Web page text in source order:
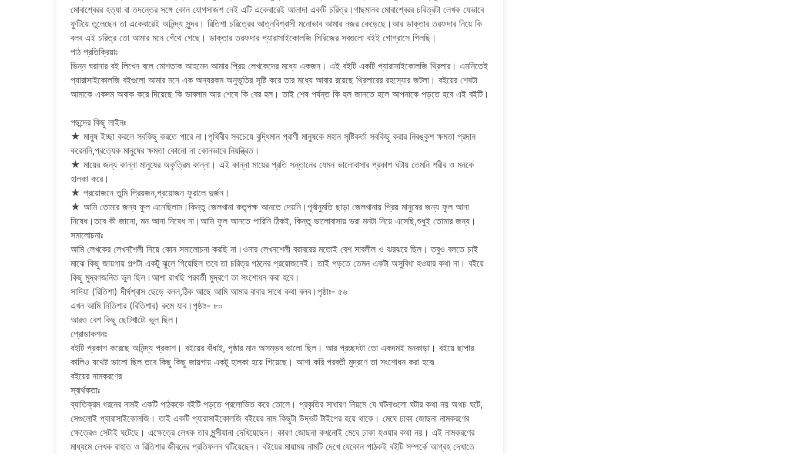
মোবাশ্বেরর হত্যা বা তদন্তের সঙ্গে কোন যোগসাজশ নেই এটি একেবারেই আলাদা একটি চরিত্র।গাছমানব মোবাশ্বেরর চরিত্রটা লেখক যেভাবে
ফুটিয়ে তুলেছেন তা একেবারেই অনিন্দ্য সুন্দর। রিতিশা চরিত্রের আত্নবিশ্বাসী মনোভাব আমার নজর কেড়েছে।আর ডাক্তার তরফদার নিয়ে কি
বলব এই চরিত্র তো আমার মনে গেঁথে গেছে। ডাক্তার তরফদার প্যারাসাইকোলজি সিরিজের সবগুলো বইই গোগ্রাসে গিলছি।
পাঠ প্রতিক্রিয়াঃ
ভিন্ন ঘরানার বই লিখেন বলে মোশতাক আহমেদ আমার প্রিয় লেখকেদের মধ্যে একজন। এই বইটি একটি প্যারাসাইকোলজি থ্রিলার। এমনিতেই
প্যারাসাইকোলজি বইগুলো আমার মনে এক অন্যরকম অনুভূতির সৃষ্টি করে তার মধ্যে আবার রয়েছে থ্রিলারের রহস্যোর জটলা। বইয়ের শেষটা
আমাকে একদম অবাক করে দিয়েছে কি ভাবলাম আর শেষে কি বের হল। তাই শেষ পর্যন্ত কি হল জানতে হলে আপনাকে পড়তে হবে এই বইটি।
পছন্দের কিছু লাইনঃ
★ মানুষ ইচ্ছা করলে সবকিছু করতে পারে না।পৃথিবীর সবচেয়ে বুদ্ধিমান প্রাণী মানুষকে মহান সৃষ্টিকর্তা সবকিছু করার নিরঙ্কুশ ক্ষমতা প্রদান
করেননি,প্রত্যেক মানুষের ক্ষমতা কোনো না কোনভাবে নিয়ন্ত্রিত।
★ মায়ের জন্য কান্না মানুষের অকৃত্রিম কান্না। এই কান্না মায়ের প্রতি সন্তানের যেমন ভালোবাসার প্রকাশ ঘটায় তেমনি শরীর ও মনকে
হালকা করে।
★ প্রয়োজনে তুমি প্রিয়জন,প্রয়োজন ফুরালে দুর্জন।
‌★ আমি তোমার জন্য ফুল এনেছিলাম।কিন্তু জেলখানা কতৃপক্ষ আনতে দেয়নি।পূর্বানুমতি ছাড়া জেলখানায় প্রিয় মানুষের জন্য ফুল আনা
নিষেধ।তবে কী জানো, মন আনা নিষেধ না।আমি ফুল আনতে পারিনি ঠিকই, কিন্তু ভালোবাসায় ভরা মনটা নিয়ে এসেছি,শুধুই তোমার জন্য।
সমালোচনাঃ
আমি লেখকের লেখনশৈলী নিয়ে কোন সমালোচনা করছি না।ওনার লেখনশেলী বরাবরের মতোই বেশ সাবলীল ও ঝরঝরে ছিল। তবুও বলতে চাই
মাঝে কিছু জায়গায় গল্পটা একটু ঝুলে গিয়েছিল তবে তা চরিত্র গঠনের প্রয়োজনেই। তাই পড়তে তেমন একটা অসুবিধা হওয়ার কথা না। বইয়ে
কিছু মুদ্রণজনিত ভুল ছিল।আশা রাখছি পরবর্তী মুদ্রণে তা সংশোধন করা হবে।
সাদিয়া (রিতিশা) দীর্ঘশ্বাস ছেড়ে বলল,ঠিক আছে আমি আমার বাবার সাথে কথা বলব।পৃষ্ঠাঃ- ৫৬
এখন আমি নিতিশার (রিতিশার) রুমে যাব।পৃষ্ঠাঃ- ৮০
আরও বেশ কিছু ছোটখাটো ভুল ছিল।
প্রোডাকশনঃ
বইটি প্রকাশ করেছে অনিন্দ্য প্রকাশ। বইয়ের বাঁধাই, পৃষ্ঠার মান অসম্ভব ভালো ছিল। আর প্রচ্ছদটা তো একদমই মনকাড়া। বইয়ে ছাপার
কালিও যথেষ্ট ভালো ছিল তবে কিছু কিছু জায়গায় একটু হালকা হয়ে গিয়েছে। আশা করি পরবর্তী মুদ্রণে তা সংশোধন করা হবে৷
বইয়ের নামকরণের
স্বার্থকতাঃ
ব্যাতিক্রম ধরনের নামই একটি পাঠককে বইটি পড়তে প্রলোভিত করে তোলে। প্রকৃতির সাধারণ নিয়মে যে ঘটনাগুলো ঘটার কথা নয় অথচ ঘটে,
সেগুলোই প্যারাসাইকোলজি। তাই একটি প্যারাসাইকোলজি বইয়ের নাম কিছুটা উদ্ভট টাইপের হয়ে থাকে। মেঘে ঢাকা জোছনা নামকরণের
ক্ষেত্রেও সেটাই ঘটেছে। এক্ষেত্রে লেখক তার মুন্সীয়ানা দেখিয়েছেন। কারণ জোছনা কখনোই মেঘে ঢাকা হওয়ার কথা নয়। এই নামকরণের
মাধ্যমে লেখক রাহাত ও রিতিশার জীবনের প্রতিফলন ঘটিয়েছেন। বইয়ের মায়াময় নামটি দেখে যেকোন পাঠকই বইটি সম্পর্কে আগ্রহ দেখাতে